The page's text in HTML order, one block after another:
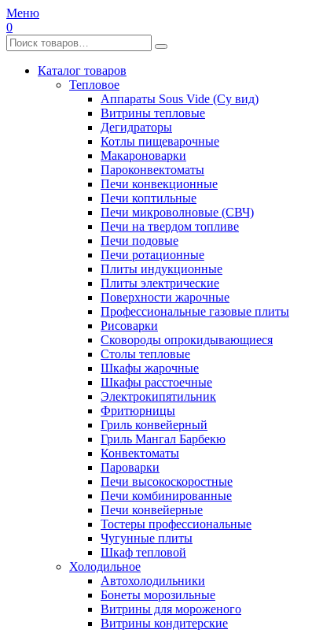
Меню
0
Каталог товаров
Тепловое
Аппараты Sous Vide (Су вид)
Витрины тепловые
Дегидраторы
Котлы пищеварочные
Макароноварки
Пароконвектоматы
Печи конвекционные
Печи коптильные
Печи микроволновые (СВЧ)
Печи на твердом топливе
Печи подовые
Печи ротационные
Плиты индукционные
Плиты электрические
Поверхности жарочные
Профессиональные газовые плиты
Рисоварки
Сковороды опрокидывающиеся
Столы тепловые
Шкафы жарочные
Шкафы расстоечные
Электрокипятильник
Фритюрницы
Гриль конвейерный
Гриль Мангал Барбекю
Конвектоматы
Пароварки
Печи высокоскоростные
Печи комбинированные
Печи конвейерные
Тостеры профессиональные
Чугунные плиты
Шкаф тепловой
Холодильное
Автохолодильники
Бонеты морозильные
Витрины для мороженого
Витрины кондитерские